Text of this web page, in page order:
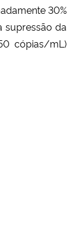
30%
supressão da
cópias/mL)